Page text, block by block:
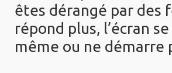
êtes dérangé par des
répond plus, l’écran
même ou ne démarre